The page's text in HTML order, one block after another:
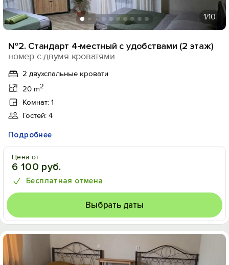
1/10
№2. Стандарт 4-местный с удобствами (2 этаж)
номер с двумя кроватями
2 двухспальные кровати
20 m2
Комнат: 1
Гостей: 4
Подробнее
Цена от:
6 100 руб.
Бесплатная отмена
Выбрать даты